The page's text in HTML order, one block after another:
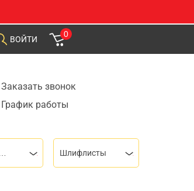
ВОЙТИ
0
Заказать звонок
График работы
Шлифлисты